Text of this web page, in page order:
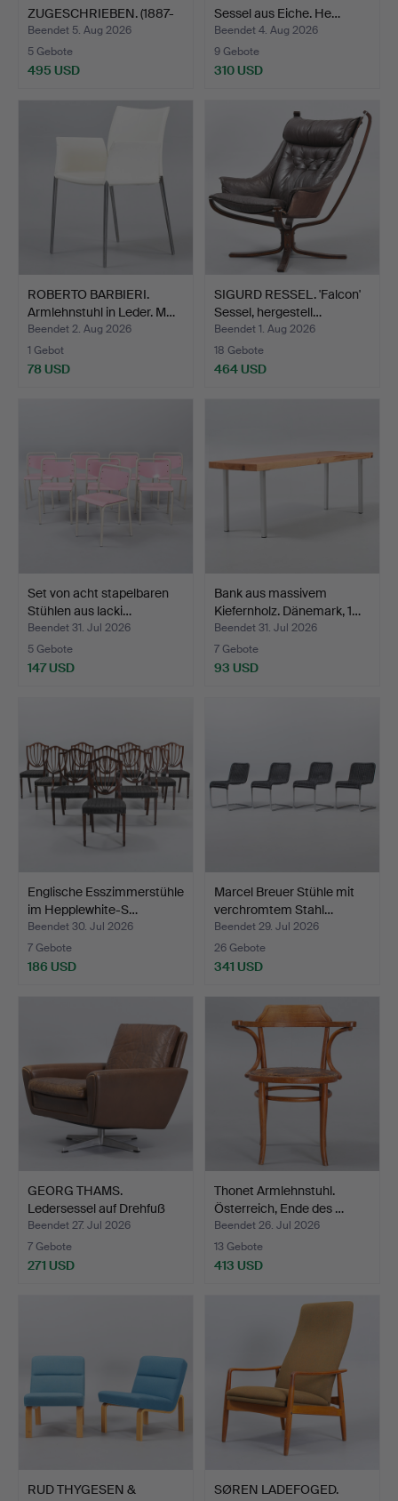
ZUGESCHRIEBEN. (1887-
1976). E…
Beendet 5. Aug 2026
5 Gebote
495 USD
Sessel aus Eiche. He…
Beendet 4. Aug 2026
9 Gebote
310 USD
ROBERTO BARBIERI.
Armlehnstuhl in Leder. M…
Beendet 2. Aug 2026
1 Gebot
78 USD
SIGURD RESSEL. 'Falcon'
Sessel, hergestell…
Beendet 1. Aug 2026
18 Gebote
464 USD
Set von acht stapelbaren
Stühlen aus lacki…
Beendet 31. Jul 2026
5 Gebote
147 USD
Bank aus massivem
Kiefernholz. Dänemark, 1…
Beendet 31. Jul 2026
7 Gebote
93 USD
Englische Esszimmerstühle
im Hepplewhite-S…
Beendet 30. Jul 2026
7 Gebote
186 USD
Marcel Breuer Stühle mit
verchromtem Stahl…
Beendet 29. Jul 2026
26 Gebote
341 USD
GEORG THAMS.
Ledersessel auf Drehfuß
aus v…
Beendet 27. Jul 2026
7 Gebote
271 USD
Thonet Armlehnstuhl.
Österreich, Ende des …
Beendet 26. Jul 2026
13 Gebote
413 USD
RUD THYGESEN &
SØREN LADEFOGED.